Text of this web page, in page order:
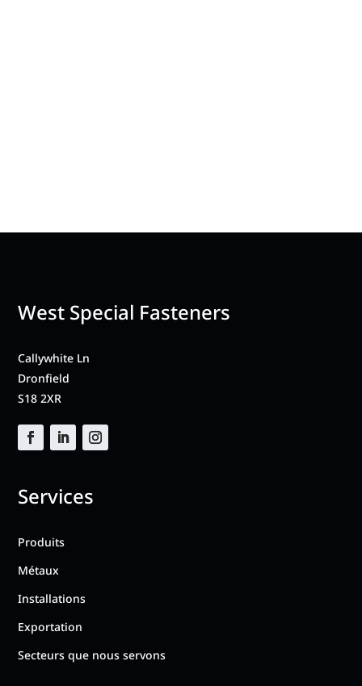
West Special Fasteners
Callywhite Ln
Dronfield
S18 2XR
Services
Produits
Métaux
Installations
Exportation
Secteurs que nous servons